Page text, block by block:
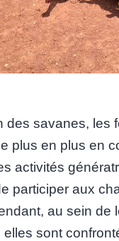
des savanes, les
plus en plus en
activités
participer aux
au sein de
sont